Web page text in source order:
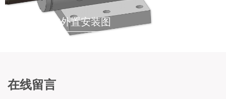
液压油缸外置安装图
在线留言